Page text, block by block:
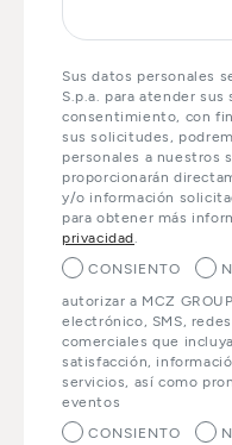
Sus datos personales
S.p.a. para atender
consentimiento, con
sus solicitudes,
personales a nuestros
proporcionarán
y/o información
para obtener más
privacidad
CONSIENTO
autorizar a MCZ
electrónico, SMS,
comerciales que
satisfacción,
servicios, así como
eventos
CONSIENTO